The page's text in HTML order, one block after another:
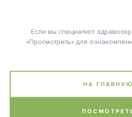
Постмедикация: 500 мл 0,9%
- Замещение с использованием 350-
кислоты перорально каждые сутки
завершения терапии.
Если вы специалист
«Просмотреть» для
НА ГЛАВНУЮ